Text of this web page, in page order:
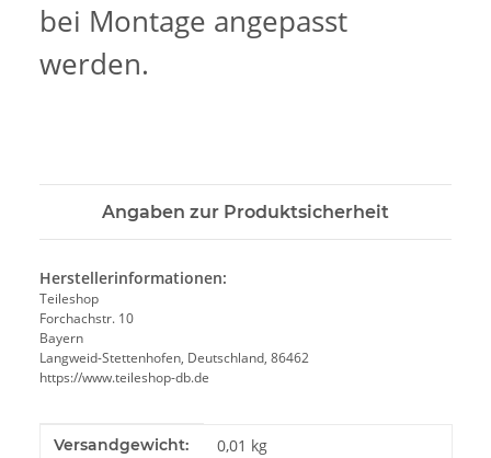
bei Montage angepasst
werden.
Angaben zur Produktsicherheit
Herstellerinformationen:
Teileshop
Forchachstr. 10
Bayern
Langweid-Stettenhofen, Deutschland, 86462
https://www.teileshop-db.de
Produkteigenschaft
Wert
Versandgewicht: 0,01 kg